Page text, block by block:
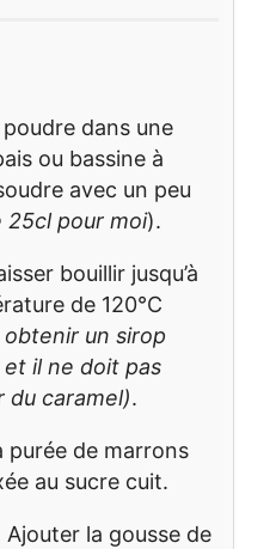
dans une
ou bassine à
avec un peu
25cl pour moi).
bouillir jusqu’à
de 120°C
un sirop
il ne doit pas
du caramel).
purée de marrons
au sucre cuit.
la gousse de